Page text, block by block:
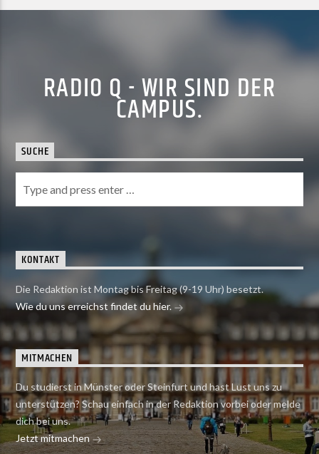
RADIO Q - WIR SIND DER
CAMPUS.
SUCHE
KONTAKT
Die Redaktion ist Montag bis Freitag (9-19 Uhr) besetzt.
Wie du uns erreichst findet du hier.
MITMACHEN
Du studierst in Münster oder Steinfurt und hast Lust uns zu
unterstützen? Schau einfach in der Redaktion vorbei oder melde
dich bei uns.
Jetzt mitmachen